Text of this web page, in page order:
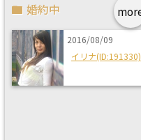
婚約中
2016/08/09
イリナ(ID:191330)